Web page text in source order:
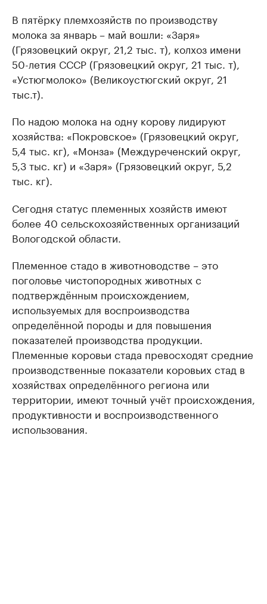
В пятёрку племхозяйств по производству
молока за январь – май вошли: «Заря»
(Грязовецкий округ, 21,2 тыс. т), колхоз имени
50-летия СССР (Грязовецкий округ, 21 тыс. т),
«Устюгмолоко» (Великоустюгский округ, 21
тыс.т).
По надою молока на одну корову лидируют
хозяйства: «Покровское» (Грязовецкий округ,
5,4 тыс. кг), «Монза» (Междуреченский округ,
5,3 тыс. кг) и «Заря» (Грязовецкий округ, 5,2
тыс. кг).
Сегодня статус племенных хозяйств имеют
более 40 сельскохозяйственных организаций
Вологодской области.
Племенное стадо в животноводстве – это
поголовье чистопородных животных с
подтверждённым происхождением,
используемых для воспроизводства
определённой породы и для повышения
показателей производства продукции.
Племенные коровьи стада превосходят средние
производственные показатели коровьих стад в
хозяйствах определённого региона или
территории, имеют точный учёт происхождения,
продуктивности и воспроизводственного
использования.